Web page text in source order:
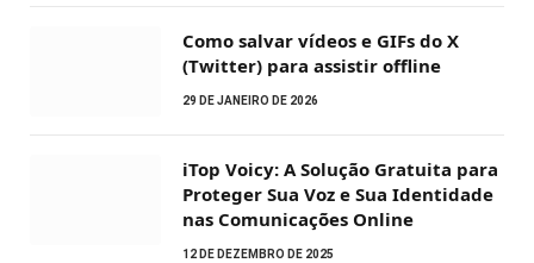
Como salvar vídeos e GIFs do X
(Twitter) para assistir offline
29 DE JANEIRO DE 2026
iTop Voicy: A Solução Gratuita para
Proteger Sua Voz e Sua Identidade
nas Comunicações Online
12 DE DEZEMBRO DE 2025